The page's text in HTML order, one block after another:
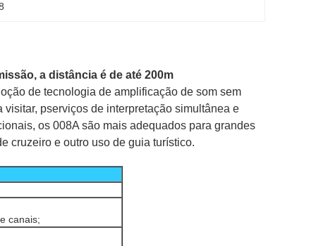
a distância é de até 200m
de tecnologia de amplificação de som sem
visitar, pserviços de interpretação simultânea e
, os 008A são mais adequados para grandes
cruzeiro e outro uso de guia turístico.
canais;